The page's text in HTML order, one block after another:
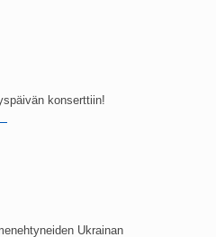
konserttiin!
Ukrainan